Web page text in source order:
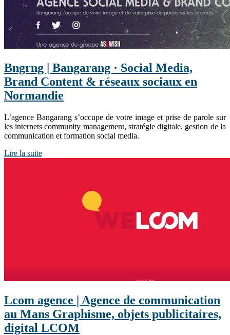
Bngrng | Bangarang · Social Media,
Brand Content & réseaux sociaux en
Normandie
L’agence Bangarang s’occupe de votre image et prise de parole sur
les internets community management, stratégie digitale, gestion de la
communication et formation social media.
Lire la suite
Lcom agence | Agence de com­munica­tion
au Mans Graphisme, objets pub­licitai­res,
digital LCOM